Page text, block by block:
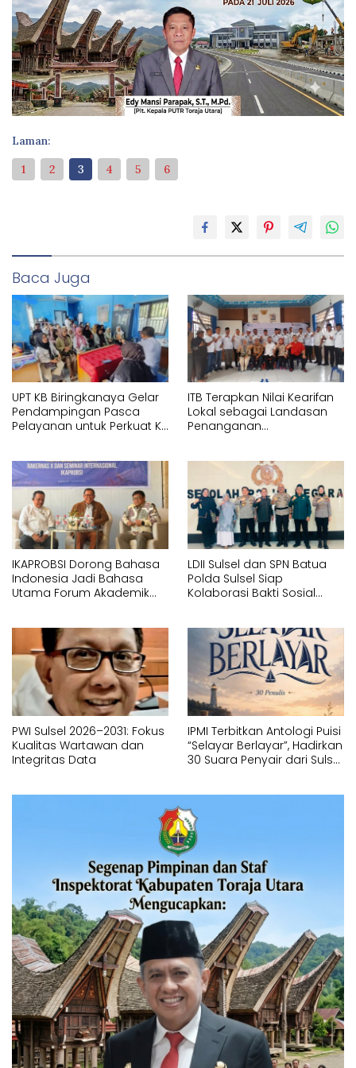
Laman:
1
2 3 4 5 6
Baca Juga
UPT KB Biringkanaya Gelar
Pendampingan Pasca
Pelayanan untuk Perkuat KB
ITB Terapkan Nilai Kearifan
Lokal sebagai Landasan
Penanganan
IKAPROBSI Dorong Bahasa
Indonesia Jadi Bahasa
Utama Forum Akademik
LDII Sulsel dan SPN Batua
Polda Sulsel Siap
Kolaborasi Bakti Sosial
PWI Sulsel 2026–2031: Fokus
Kualitas Wartawan dan
Integritas Data
IPMI Terbitkan Antologi Puisi
“Selayar Berlayar”, Hadirkan
30 Suara Penyair dari Sulsel